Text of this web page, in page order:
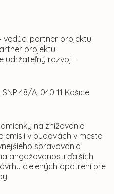
vedúci partner projektu
projektu
udržateľný rozvoj –
48/A, 040 11 Košice
na znižovanie
v budovách v meste
spravovania
angažovanosti ďalších
cielených opatrení pre